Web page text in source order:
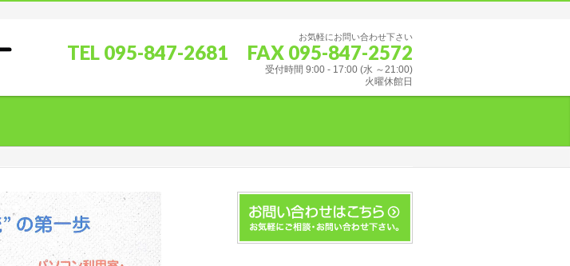
お気軽にお問い合わせ下さい
TEL 095-847-2681 FAX 095-847-2572
受付時間 9:00 - 17:00 (水 ～21:00)
火曜休館日